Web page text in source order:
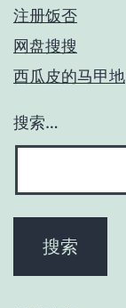
注册饭否
网盘搜搜
西瓜皮的马甲地
搜索…